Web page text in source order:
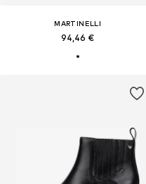
MARTINELLI
94,46 €